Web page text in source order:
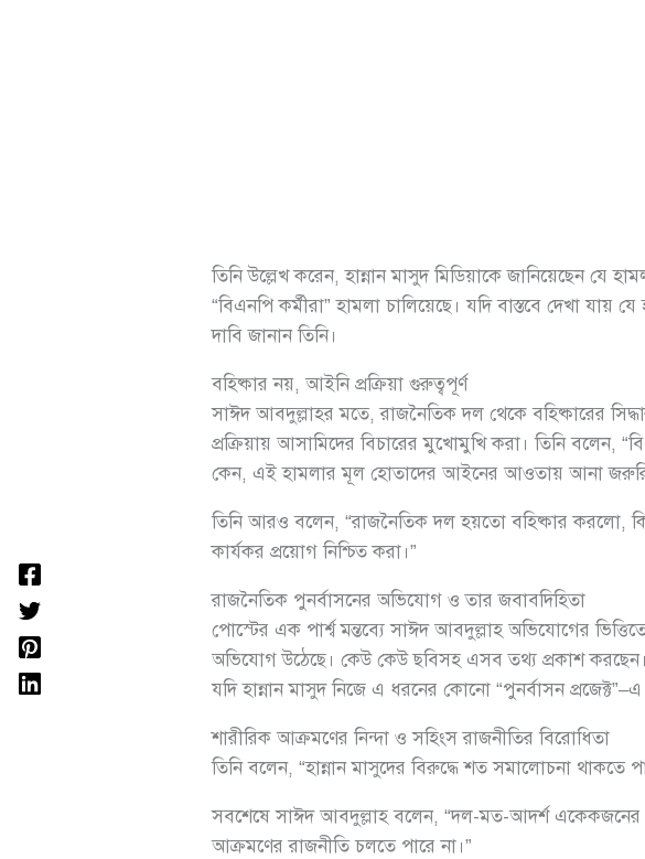
তিনি উল্লেখ করেন, হান্নান মাসুদ মিডিয়াকে জানিয়েছেন যে
“বিএনপি কর্মীরা” হামলা চালিয়েছে। যদি বাস্তবে দেখা যায়
দাবি জানান তিনি।
বহিষ্কার নয়, আইনি প্রক্রিয়া গুরুত্বপূর্ণ
সাঈদ আবদুল্লাহর মতে, রাজনৈতিক দল থেকে বহিষ্কারের
প্রক্রিয়ায় আসামিদের বিচারের মুখোমুখি করা। তিনি
কেন, এই হামলার মূল হোতাদের আইনের আওতায় আনা
তিনি আরও বলেন, “রাজনৈতিক দল হয়তো বহিষ্কার করলো,
কার্যকর প্রয়োগ নিশ্চিত করা।”
রাজনৈতিক পুনর্বাসনের অভিযোগ ও তার জবাবদিহিতা
পোস্টের এক পার্শ্ব মন্তব্যে সাঈদ আবদুল্লাহ অভিযোগের
অভিযোগ উঠেছে। কেউ কেউ ছবিসহ এসব তথ্য প্রকাশ করছেন।
যদি হান্নান মাসুদ নিজে এ ধরনের কোনো “পুনর্বাসন
শারীরিক আক্রমণের নিন্দা ও সহিংস রাজনীতির বিরোধিতা
তিনি বলেন, “হান্নান মাসুদের বিরুদ্ধে শত সমালোচনা
সবশেষে সাঈদ আবদুল্লাহ বলেন, “দল-মত-আদর্শ একেকজনের
আক্রমণের রাজনীতি চলতে পারে না।”